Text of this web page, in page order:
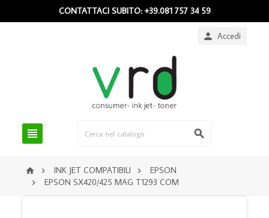
CONTATTACI SUBITO: +39.081 757 34 59
 Accedi
 
  INK JET COMPATIBILI  EPSON
 EPSON SX420/425 MAG T1293 COM